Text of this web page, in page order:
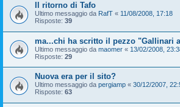
Il ritorno di Tafo
Ultimo messaggio da RafT « 11/08/2008, 17:18
Risposte: 39
ma...chi ha scritto il pezzo "Gallinari
Ultimo messaggio da maomer « 13/02/2008,
Risposte: 29
Nuova era per il sito?
Ultimo messaggio da pergiamp « 30/12/2007,
Risposte: 63